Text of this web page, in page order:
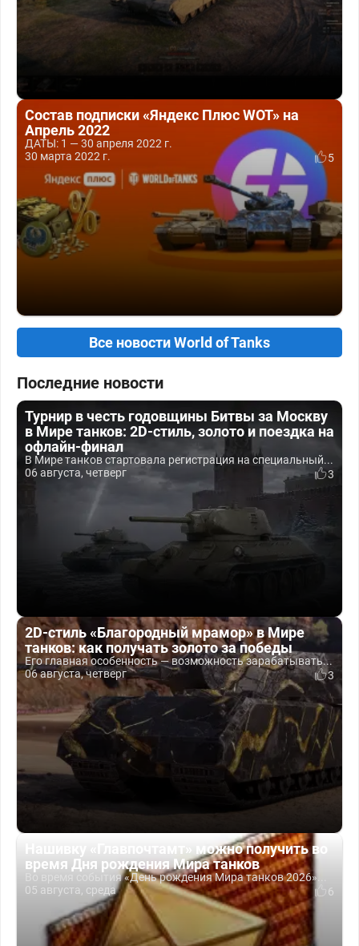
Состав подписки «Яндекс Плюс WOT» на
Апрель 2022
ДАТЫ: 1 — 30 апреля 2022 г.
30 марта 2022 г.
5
Все новости World of Tanks
Последние новости
Турнир в честь годовщины Битвы за Москву
в Мире танков: 2D-стиль, золото и поездка на
офлайн-финал
В Мире танков стартовала регистрация на специальный...
06 августа, четверг
3
2D-стиль «Благородный мрамор» в Мире
танков: как получать золото за победы
Его главная особенность — возможность зарабатывать...
06 августа, четверг
3
Нашивку «Главпочтамт» можно получить во
время Дня рождения Мира танков
Во время события «День рождения Мира танков 2026»...
05 августа, среда
6